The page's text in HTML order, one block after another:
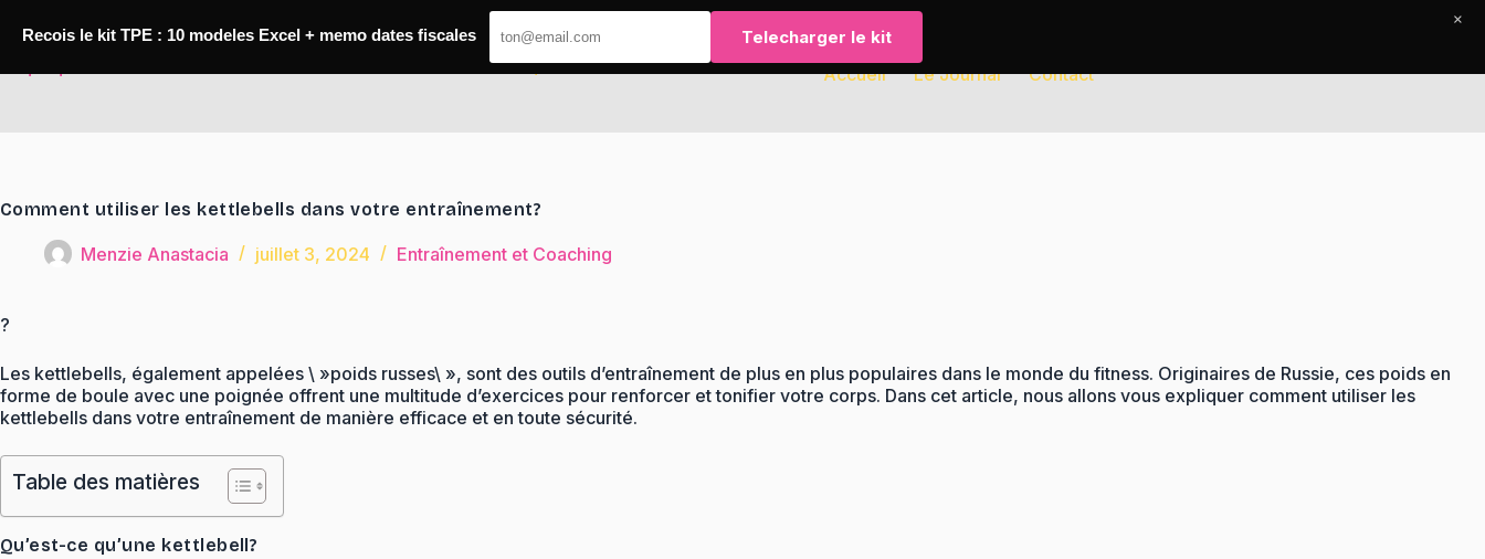
Accueil Le Journal Contact
Comment utiliser les kettlebells dans votre entraînement?
Menzie Anastacia juillet 3, 2024 Entraînement et Coaching
?
Les kettlebells, également appelées \ »poids russes\ », sont des outils d’entraînement de plus en plus populaires dans le monde du fitness. Originaires de Russie, ces poids en
forme de boule avec une poignée offrent une multitude d’exercices pour renforcer et tonifier votre corps. Dans cet article, nous allons vous expliquer comment utiliser les
kettlebells dans votre entraînement de manière efficace et en toute sécurité.
Table des matières
Qu’est-ce qu’une kettlebell?
Recois le kit TPE : 10 modeles Excel + memo dates fiscales Telecharger le kit
×